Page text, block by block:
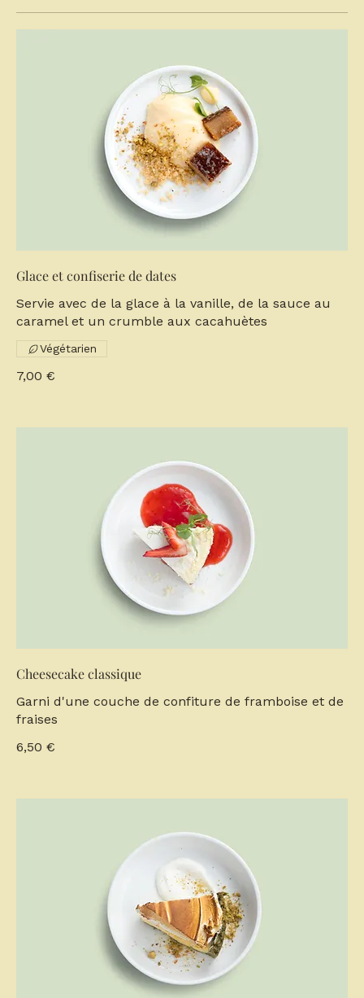
Glace et confiserie de dates
Servie avec de la glace à la vanille, de la sauce au
caramel et un crumble aux cacahuètes
7,00 €
Végétarien
Cheesecake classique
Garni d'une couche de confiture de framboise et de
fraises
6,50 €